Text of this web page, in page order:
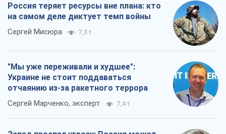
Россия теряет ресурсы вне плана: кто
на самом деле диктует темп войны
Сергей Мисюра 7,3 т.
"Мы уже переживали и худшее":
Украине не стоит поддаваться
отчаянию из-за ракетного террора
Сергей Марченко, эксперт 7,4 т.